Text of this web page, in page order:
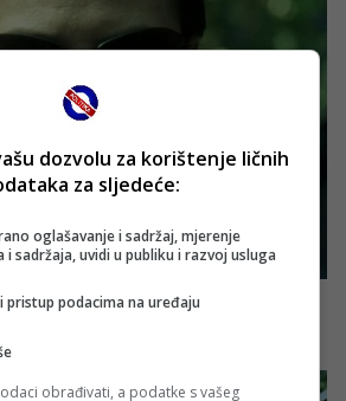
dozvolu za korištenje ličnih
za sljedeće:
oglašavanje i sadržaj, mjerenje
i sadržaja, uvidi u publiku i razvoj usluga
pristup podacima na uređaju
obrađivati, a podatke s vašeg